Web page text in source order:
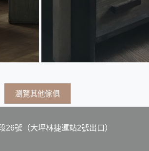
瀏覽其他傢俱
號（大坪林捷運站2號出口）